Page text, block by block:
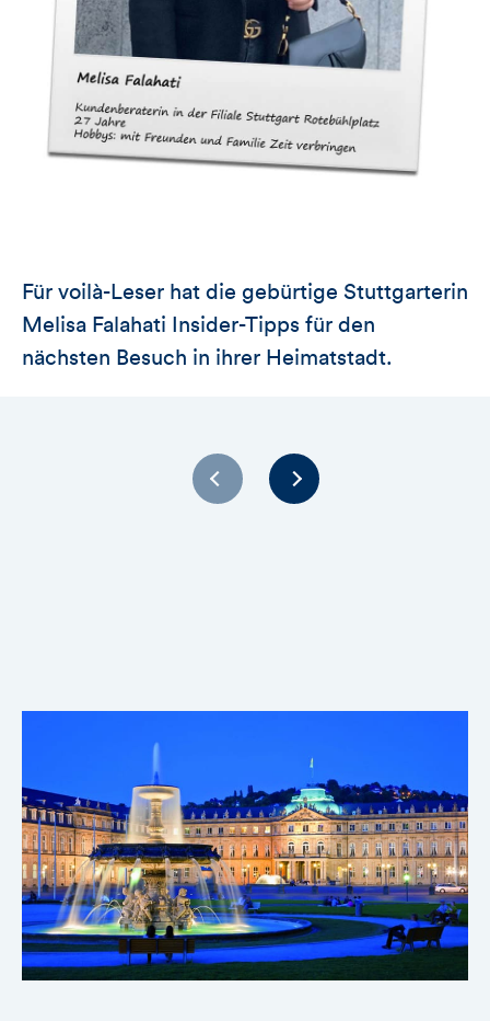
Für voilà-Leser hat die gebürtige Stuttgarterin
Melisa Falahati Insider-Tipps für den
nächsten Besuch in ihrer Heimatstadt.